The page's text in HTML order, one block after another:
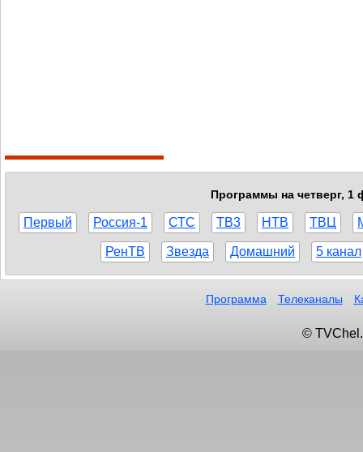
Программы на четверг, 1
Первый Россия-1 СТС ТВ3 НТВ ТВЦ
РенТВ Звезда Домашний 5 канал
Программа Телеканалы
©